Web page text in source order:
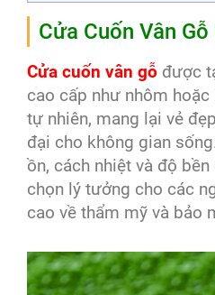
Cửa Cuốn Vân Gỗ
Cửa cuốn vân gỗ được
cao cấp như nhôm hoặc
tự nhiên, mang lại vẻ
đại cho không gian
ồn, cách nhiệt và độ
chọn lý tưởng cho các
cao về thẩm mỹ và bảo